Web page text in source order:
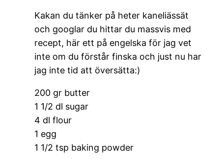
Kakan du tänker på heter kaneliässät
och googlar du hittar du massvis med
recept, här ett på engelska för jag vet
inte om du förstår finska och just nu har
jag inte tid att översätta:)
200 gr butter
1 1/2 dl sugar
4 dl flour
1 egg
1 1/2 tsp baking powder